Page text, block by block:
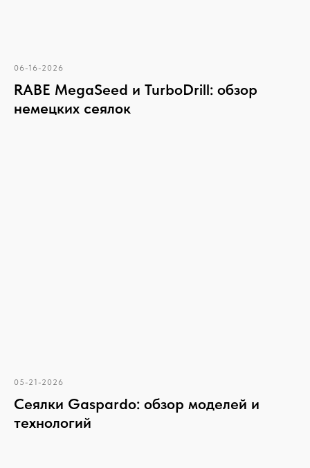
06-16-2026
RABE MegaSeed и TurboDrill: обзор
немецких сеялок
05-21-2026
Сеялки Gaspardo: обзор моделей и
технологий